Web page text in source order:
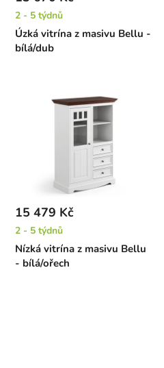
Úzká vitrína z masivu Bellu -
bílá/dub
2 - 5 týdnů
Nízká vitrína z masivu Bellu
- bílá/ořech
15 479 Kč
2 - 5 týdnů